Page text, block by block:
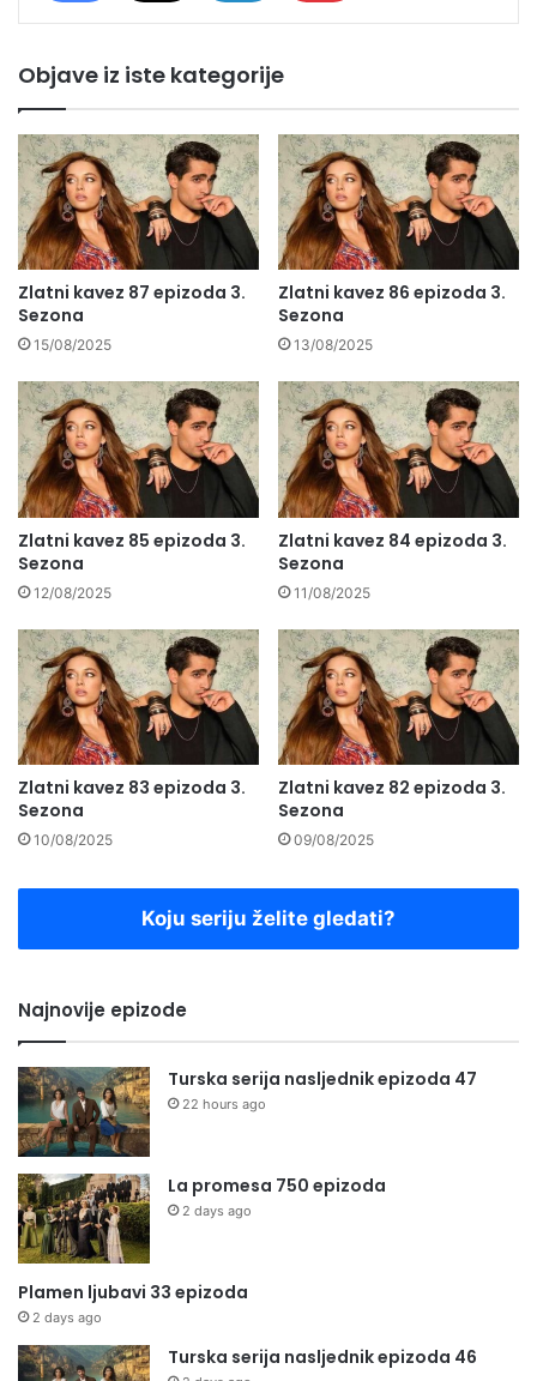
Objave iz iste kategorije
Zlatni kavez 87 epizoda 3.
Sezona
15/08/2025
Zlatni kavez 86 epizoda 3.
Sezona
13/08/2025
Zlatni kavez 85 epizoda 3.
Sezona
12/08/2025
Zlatni kavez 84 epizoda 3.
Sezona
11/08/2025
Zlatni kavez 83 epizoda 3.
Sezona
10/08/2025
Zlatni kavez 82 epizoda 3.
Sezona
09/08/2025
Koju seriju želite gledati?
Najnovije epizode
Turska serija nasljednik epizoda 47
22 hours ago
La promesa 750 epizoda
2 days ago
Plamen ljubavi 33 epizoda
2 days ago
Turska serija nasljednik epizoda 46